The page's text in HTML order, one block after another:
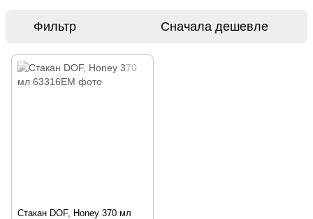
Фильтр Сначала дешевле
Стакан DOF, Honey 370 мл